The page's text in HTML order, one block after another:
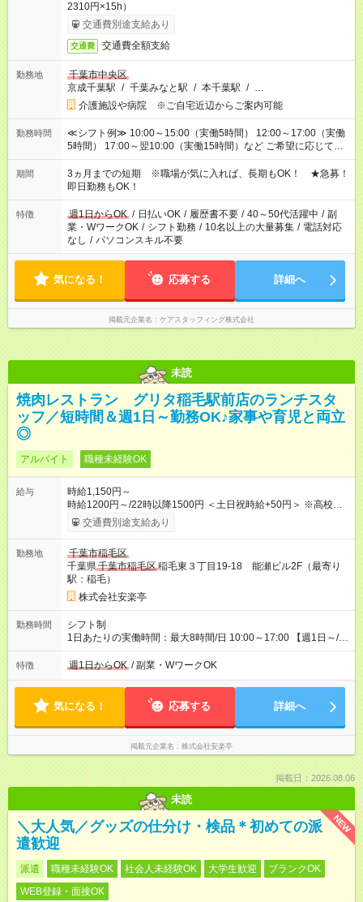
2310円×15h）
交通費別途支給あり
交通費 交通費全額支給
勤務地
千葉市中央区
京成千葉駅 / 千葉みなと駅 / 本千葉駅 / …
介護施設や病院 ※ご自宅近辺からご案内可能
勤務時間
≪シフト例≫ 10:00～15:00（実働5時間） 12:00～17:00（実働
5時間） 17:00～翌10:00（実働15時間）など ご希望に応じて、
働く時間は調整できます！ お気軽に担当へ相談ください！
期間
3ヵ月までの短期 ※職場が気に入れば、長期もOK！ ★急募！
即日勤務もOK！
特徴 週1日からOK / 日払いOK / 履歴書不要 / 40～50代活躍中 / 副
業・WワークOK / シフト勤務 / 10名以上の大量募集 / 電話対応
なし / パソコンスキル不要
気になる！ 応募する 詳細へ
掲載元企業名 ケアスタッフィング株式会社
未読
焼肉レストラン グリタ稲毛駅前店のランチスタ
ッフ／短時間＆週1日～勤務OK♪家事や育児と両立
◎
アルバイト 職種未経験OK
給与
時給1,150円～
時給1200円～/22時以降1500円 ＜土日祝時給+50円＞ ※高校生
時給1150円 【試用期間】試用期間あり 試用期間の長さ：12ヶ
月 雇用形態、給与は本採用時と同じです。 ※最大12ヶ月の間
交通費別途支給あり
勤務地
千葉市稲毛区
千葉県千葉市稲毛区稲毛東３丁目19-18 能瀬ビル2F（最寄り
駅：稲毛）
株式会社安楽亭
勤務時間
シフト制
1日あたりの実働時間：最大8時間/日 10:00～17:00 【週1日～/1
日3時間～OK！】 ＊レギュラー勤務ももちろん大歓迎！ 「子ど
ものお迎えまでの時間」 「ランチタイムだけ」 など、家庭の予
談可能◎
特徴 週1日からOK / 副業・WワークOK
気になる！ 応募する 詳細へ
掲載元企業名 株式会社安楽亭
掲載日：2026.08.06
未読
NEW
＼大人気／グッズの仕分け・検品＊初めての派
遣歓迎
派遣 職種未経験OK 社会人未経験OK 大学生歓迎
ブランクOK
WEB登録・面接OK